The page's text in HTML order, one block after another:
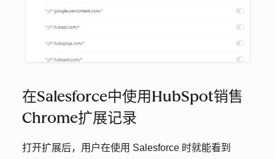
在Salesforce中使用HubSpot销售
Chrome扩展记录
打开扩展后，用户在使用 Salesforce 时就能看到